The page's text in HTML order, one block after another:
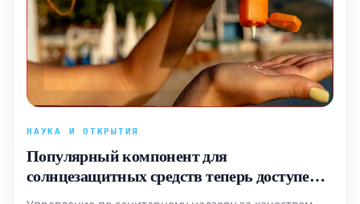
НАУКА И ОТКРЫТИЯ
Популярный компонент для
солнцезащитных средств теперь доступен в
США